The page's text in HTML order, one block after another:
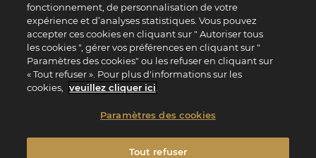
Note d'information
Le logo “Certified B Corporation” est attribué par B Lab, une organisation privée à
but non lucratif, aux entreprises qui, comme la nôtre, ont réalisé avec succès le B
Impact Assessment (“BIA”) et répondent aux exigences de B Lab en matière de
performance sociale et environnementale, de responsabilité et de transparence. Il
est précisé que B Lab n’est pas un organisme d’évaluation de la conformité au sens
du règlement (UE) n° 765/2008, ni un organisme de normalisation national,
ou d’autres organismes de normalisation, et ils ne sont pas ratifiés par des
fonctionnement, de personnalisation de votre
expérience et d’analyses statistiques. Vous pouvez
accepter ces cookies en cliquant sur " Autoriser tous
les cookies ", gérer vos préférences en cliquant sur "
Paramètres des cookies" ou les refuser en cliquant sur
« Tout refuser ». Pour plus d'informations sur les
cookies,
veuillez cliquer ici
Paramètres des cookies
Tout refuser